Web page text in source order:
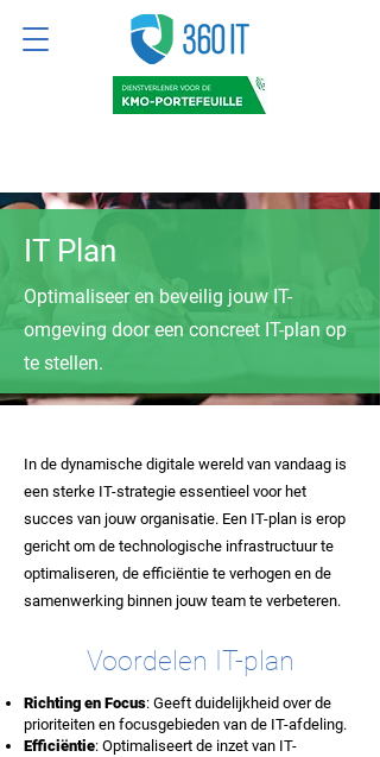
IT Plan
Optimaliseer en beveilig jouw IT-
omgeving door een concreet IT-plan op
te stellen.
In de dynamische digitale wereld van vandaag is
een sterke IT-strategie essentieel voor het
succes van jouw organisatie. Een IT-plan is erop
gericht om de technologische infrastructuur te
optimaliseren, de efficiëntie te verhogen en de
samenwerking binnen jouw team te verbeteren.
Voordelen IT-plan
Richting en Focus: Geeft duidelijkheid over de
prioriteiten en focusgebieden van de IT-afdeling.
Efficiëntie: Optimaliseert de inzet van IT-